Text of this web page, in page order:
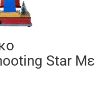
Star Με